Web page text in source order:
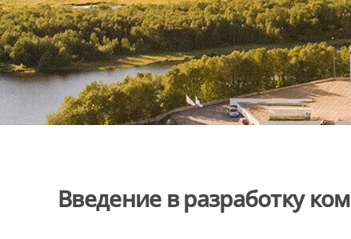
Введение в разработку